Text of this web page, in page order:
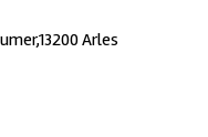
Arles